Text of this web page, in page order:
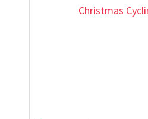
Christmas